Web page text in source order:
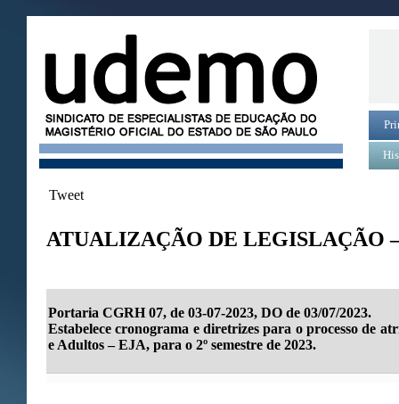
Tweet
ATUALIZAÇÃO DE LEGISLAÇÃO
Portaria CGRH 07, de 03-07-2023, DO de 03/07/2023.
Estabelece cronograma e diretrizes para o processo de
e Adultos – EJA, para o 2º semestre de 2023.